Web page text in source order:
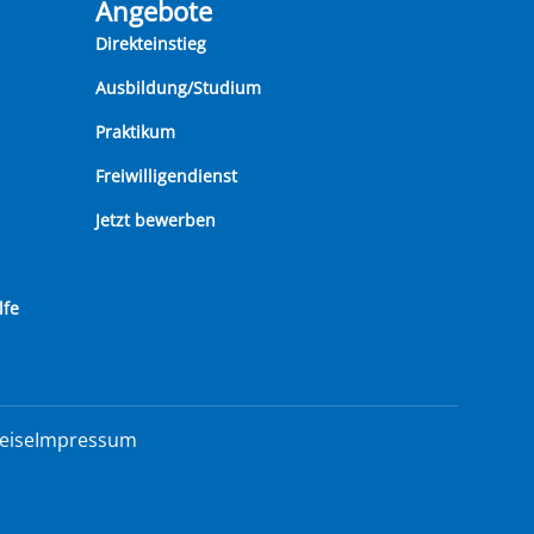
Angebote
Direkteinstieg
Ausbildung/Studium
Praktikum
Freiwilligendienst
Jetzt bewerben
Impressum